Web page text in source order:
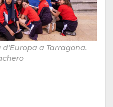
d'Europa a Tarragona.